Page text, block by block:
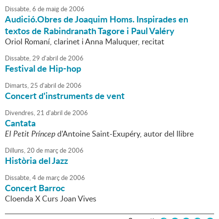
Dissabte,6 de maigde2006
Audició.Obres de Joaquim Homs. Inspirades en
textos de Rabindranath Tagore i Paul Valéry
Oriol Romaní, clarinet i Anna Maluquer, recitat
Dissabte,29 d'abril de2006
Festival de Hip-hop
Dimarts,25 d'abril de2006
Concert d'instruments de vent
Divendres,21 d'abril de2006
Cantata
El Petit Príncepd'Antoine Saint-Exupéry, autor del llibre
Dilluns,20 de marçde2006
Història del Jazz
Dissabte,4de marçde2006
Concert Barroc
Cloenda X Curs Joan Vives